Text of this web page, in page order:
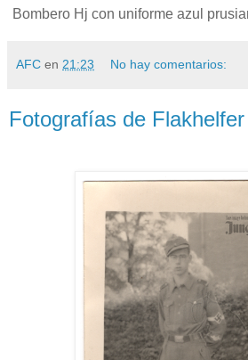
Bombero Hj con uniforme azul
AFC en 21:23 No hay comentarios:
Fotografías de Flakhelfer